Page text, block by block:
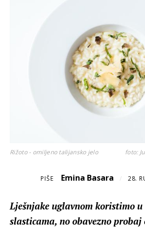
Rižoto - omiljeno talijansko jelo foto:
PIŠE Emina Basara / 28.
Lješnjake uglavnom koristimo
slasticama, no obavezno